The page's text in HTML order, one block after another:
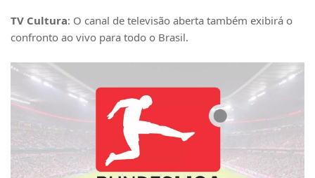
TV Cultura: O canal de televisão aberta também exibirá o
confronto ao vivo para todo o Brasil.